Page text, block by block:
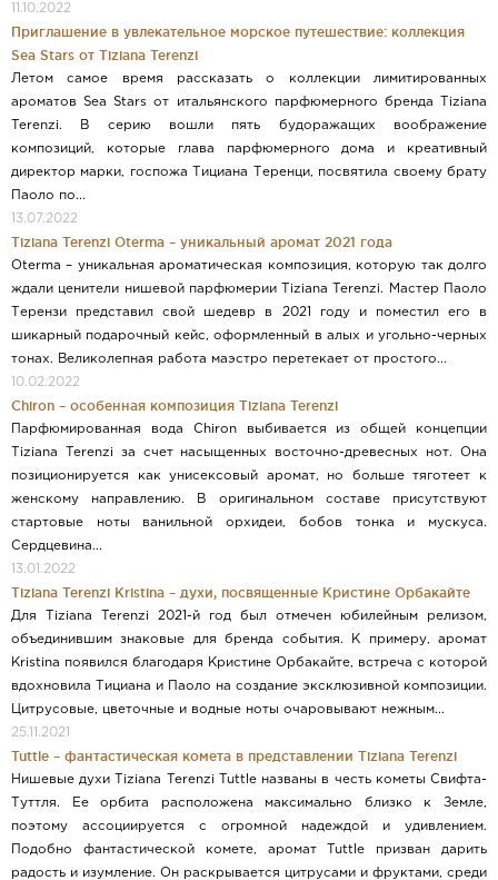
11.10.2022
Приглашение в увлекательное морское путешествие: коллекция
Sea Stars от Tiziana Terenzi
Летом самое время рассказать о коллекции лимитированных
ароматов Sea Stars от итальянского парфюмерного бренда Tiziana
Terenzi. В серию вошли пять будоражащих воображение
композиций, которые глава парфюмерного дома и креативный
директор марки, госпожа Тициана Теренци, посвятила своему брату
Паоло по...
13.07.2022
Tiziana Terenzi Oterma – уникальный аромат 2021 года
Oterma – уникальная ароматическая композиция, которую так долго
ждали ценители нишевой парфюмерии Tiziana Terenzi. Мастер Паоло
Терензи представил свой шедевр в 2021 году и поместил его в
шикарный подарочный кейс, оформленный в алых и угольно-черных
тонах. Великолепная работа маэстро перетекает от простого...
10.02.2022
Chiron – особенная композиция Tiziana Terenzi
Парфюмированная вода Chiron выбивается из общей концепции
Tiziana Terenzi за счет насыщенных восточно-древесных нот. Она
позиционируется как унисексовый аромат, но больше тяготеет к
женскому направлению. В оригинальном составе присутствуют
стартовые ноты ванильной орхидеи, бобов тонка и мускуса.
Сердцевина...
13.01.2022
Tiziana Terenzi Kristina – духи, посвященные Кристине Орбакайте
Для Tiziana Terenzi 2021-й год был отмечен юбилейным релизом,
объединившим знаковые для бренда события. К примеру, аромат
Kristina появился благодаря Кристине Орбакайте, встреча с которой
вдохновила Тициана и Паоло на создание эксклюзивной композиции.
Цитрусовые, цветочные и водные ноты очаровывают нежным...
25.11.2021
Tuttle – фантастическая комета в представлении Tiziana Terenzi
Нишевые духи Tiziana Terenzi Tuttle названы в честь кометы Свифта-
Туттля. Ее орбита расположена максимально близко к Земле,
поэтому ассоциируется с огромной надеждой и удивлением.
Подобно фантастической комете, аромат Tuttle призван дарить
радость и изумление. Он раскрывается цитрусами и фруктами, среди